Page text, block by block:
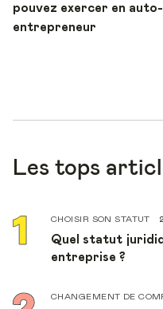
pouvez exercer en auto-
entrepreneur
Les tops
CHOISIR SON STATUT
Quel statut
entreprise ?
CHANGEMENT DE